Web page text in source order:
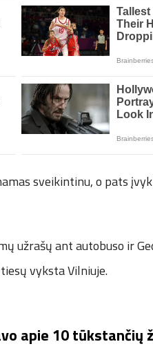
sveikintinu, o pats
užrašų ant autobuso ir
vyksta Vilniuje.
apie 10 tūkstančių